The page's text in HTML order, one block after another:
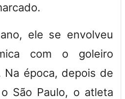
ele se envolveu
com o goleiro
Na época, depois de
São Paulo, o atleta